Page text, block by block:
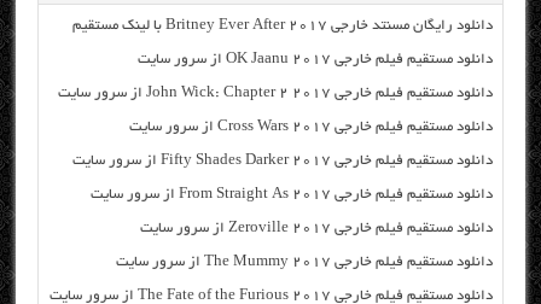
دانلود رایگان مسنتد خارجی Britney Ever After 2017 با لینک مستقیم
دانلود مستقیم فیلم خارجی OK Jaanu 2017 از سرور سایت
دانلود مستقیم فیلم خارجی John Wick: Chapter 2 2017 از سرور سایت
دانلود مستقیم فیلم خارجی Cross Wars 2017 از سرور سایت
دانلود مستقیم فیلم خارجی Fifty Shades Darker 2017 از سرور سایت
دانلود مستقیم فیلم خارجی From Straight As 2017 از سرور سایت
دانلود مستقیم فیلم خارجی Zeroville 2017 از سرور سایت
دانلود مستقیم فیلم خارجی The Mummy 2017 از سرور سایت
دانلود مستقیم فیلم خارجی The Fate of the Furious 2017 از سرور سایت